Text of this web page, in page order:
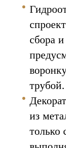
сбора
трубой.
из
только